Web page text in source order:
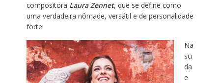
compositora Laura Zennet, que se define como
uma verdadeira nômade, versátil e de personalidade
forte.
Na
sci
da
e